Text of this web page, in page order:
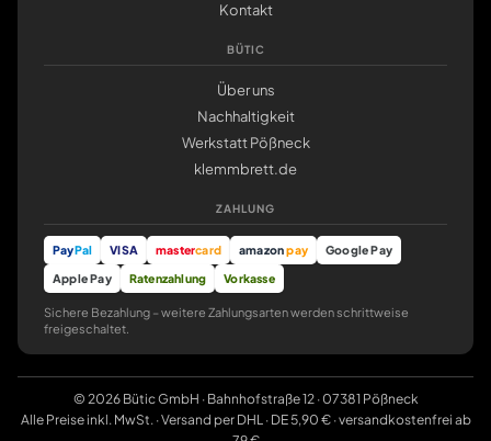
Kontakt
BÜTIC
Über uns
Nachhaltigkeit
Werkstatt Pößneck
klemmbrett.de
ZAHLUNG
PayPal VISA mastercard amazonpay
Google Pay
Apple Pay
Ratenzahlung Vorkasse
Sichere Bezahlung – weitere Zahlungsarten werden schrittweise
freigeschaltet.
© 2026 Bütic GmbH · Bahnhofstraße 12 · 07381 Pößneck
Alle Preise inkl. MwSt. · Versand per DHL · DE 5,90 € · versandkostenfrei ab